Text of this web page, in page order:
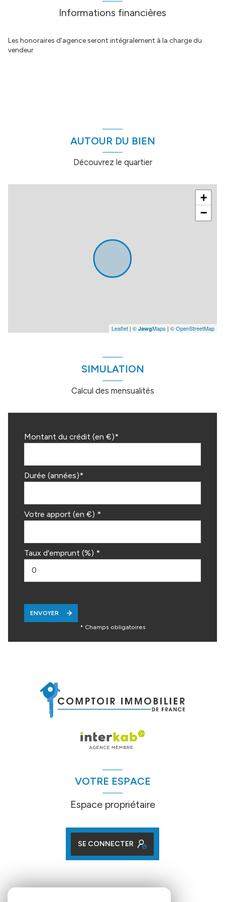
Informations financières
Les honoraires d'agence seront intégralement à la charge du
vendeur
AUTOUR DU BIEN
Découvrez le quartier
+
−
Leaflet | © JawgMaps | © OpenStreetMap
SIMULATION
Calcul des mensualités
Montant du crédit (en €)*
Durée (années)*
Votre apport (en €) *
Taux d'emprunt (%) *
ENVOYER
* Champs obligatoires
VOTRE ESPACE
Espace propriétaire
SE CONNECTER